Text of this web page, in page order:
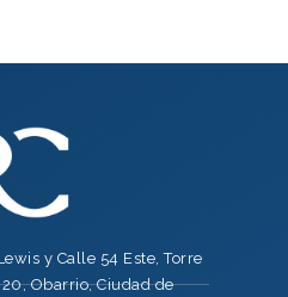
y Calle 54 Este, Torre
Obarrio, Ciudad de